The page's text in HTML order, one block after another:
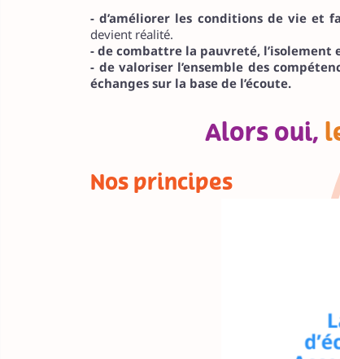
- d’améliorer les conditions de vie et
devient réalité.
- de combattre la pauvreté, l’isolement
- de valoriser l’ensemble des
échanges sur la base de l’écoute.
Alors oui,
Nos principes